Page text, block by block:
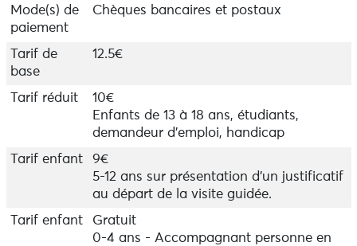
INFORMATIONS PRATIQUES :
Durée : 1h
Début de la visite à la cale de Beg-Meil et fin Plage des
Dunes.
Adapté à partir de 7 ans mais accessible à tous !
Accessible PMR avec accompagnant
Réservation en ligne
Mode(s) de
paiement
Chèques bancaires et postaux
Tarif de
base
12.5€
Tarif réduit
10€
Enfants de 13 à 18 ans, étudiants,
demandeur d'emploi, handicap
Tarif enfant
9€
5-12 ans sur présentation d'un justificatif
au départ de la visite guidée.
Tarif enfant
Gratuit
0-4 ans - Accompagnant personne en